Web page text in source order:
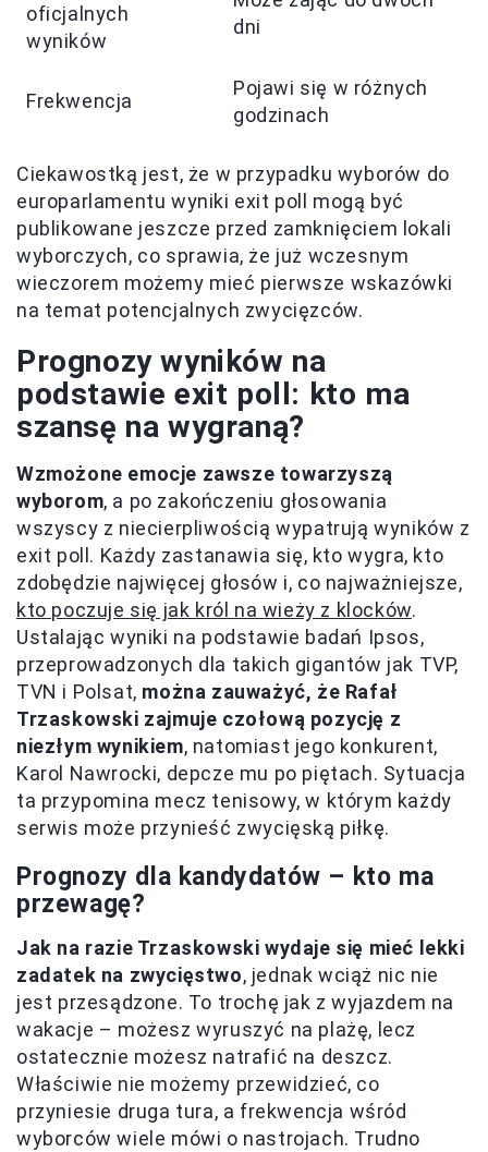
oficjalnych
wyników
dni
Frekwencja
Pojawi się w różnych
godzinach
Ciekawostką jest, że w przypadku wyborów do
europarlamentu wyniki exit poll mogą być
publikowane jeszcze przed zamknięciem lokali
wyborczych, co sprawia, że już wczesnym
wieczorem możemy mieć pierwsze wskazówki
na temat potencjalnych zwycięzców.
Prognozy wyników na
podstawie exit poll: kto ma
szansę na wygraną?
Wzmożone emocje zawsze towarzyszą
wyborom, a po zakończeniu głosowania
wszyscy z niecierpliwością wypatrują wyników z
exit poll. Każdy zastanawia się, kto wygra, kto
zdobędzie najwięcej głosów i, co najważniejsze,
kto poczuje się jak król na wieży z klocków.
Ustalając wyniki na podstawie badań Ipsos,
przeprowadzonych dla takich gigantów jak TVP,
TVN i Polsat, można zauważyć, że Rafał
Trzaskowski zajmuje czołową pozycję z
niezłym wynikiem, natomiast jego konkurent,
Karol Nawrocki, depcze mu po piętach. Sytuacja
ta przypomina mecz tenisowy, w którym każdy
serwis może przynieść zwycięską piłkę.
Prognozy dla kandydatów – kto ma
przewagę?
Jak na razie Trzaskowski wydaje się mieć lekki
zadatek na zwycięstwo, jednak wciąż nic nie
jest przesądzone. To trochę jak z wyjazdem na
wakacje – możesz wyruszyć na plażę, lecz
ostatecznie możesz natrafić na deszcz.
Właściwie nie możemy przewidzieć, co
przyniesie druga tura, a frekwencja wśród
wyborców wiele mówi o nastrojach. Trudno